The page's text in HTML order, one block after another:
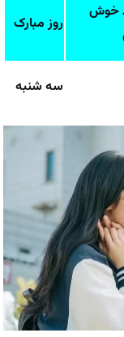
خوش
روز مبارک
سه شنبه